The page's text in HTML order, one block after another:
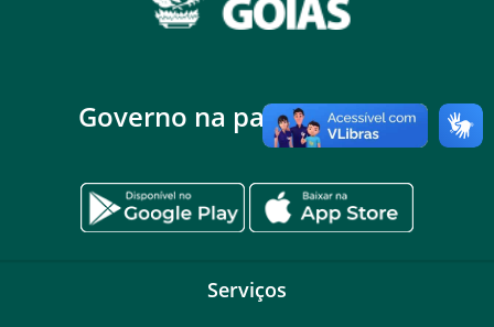
Governo na palma da mão
Serviços